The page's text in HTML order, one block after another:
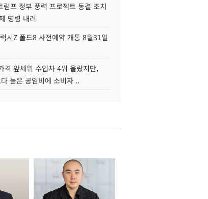
럼프 정부 풍력 프로젝트 동결 조치
명령 내려
시Z 폴드8 사전예약 개통 8월31일
격 앞세워 수입차 4위 올랐지만,
다 높은 공임비에 소비자 ..